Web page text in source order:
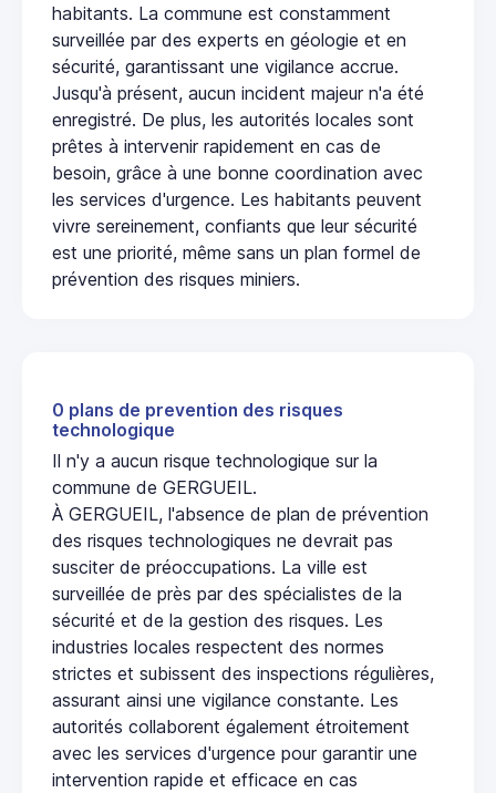
habitants. La commune est constamment
surveillée par des experts en géologie et en
sécurité, garantissant une vigilance accrue.
Jusqu'à présent, aucun incident majeur n'a été
enregistré. De plus, les autorités locales sont
prêtes à intervenir rapidement en cas de
besoin, grâce à une bonne coordination avec
les services d'urgence. Les habitants peuvent
vivre sereinement, confiants que leur sécurité
est une priorité, même sans un plan formel de
prévention des risques miniers.
0 plans de prevention des risques
technologique
Il n'y a aucun risque technologique sur la
commune de GERGUEIL.
À GERGUEIL, l'absence de plan de prévention
des risques technologiques ne devrait pas
susciter de préoccupations. La ville est
surveillée de près par des spécialistes de la
sécurité et de la gestion des risques. Les
industries locales respectent des normes
strictes et subissent des inspections régulières,
assurant ainsi une vigilance constante. Les
autorités collaborent également étroitement
avec les services d'urgence pour garantir une
intervention rapide et efficace en cas